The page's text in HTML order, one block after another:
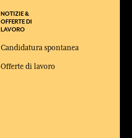
NOTIZIE &
OFFERTE DI
LAVORO
Candidatura spontanea
Offerte di lavoro